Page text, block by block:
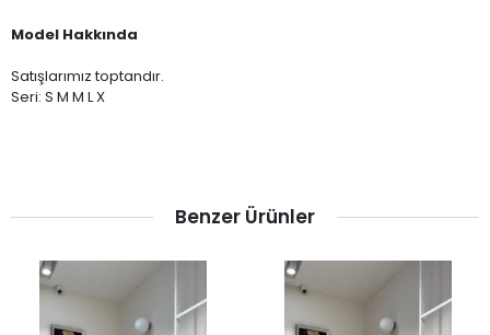
Model Hakkında
Satışlarımız toptandır.
Seri: S M M L X
Benzer Ürünler